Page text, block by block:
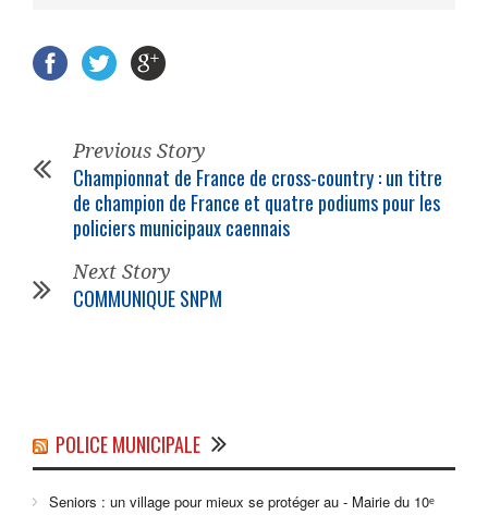
Previous Story
Championnat de France de cross-country : un titre
de champion de France et quatre podiums pour les
policiers municipaux caennais
Next Story
COMMUNIQUE SNPM
POLICE MUNICIPALE
Seniors : un village pour mieux se protéger au - Mairie du 10ᵉ